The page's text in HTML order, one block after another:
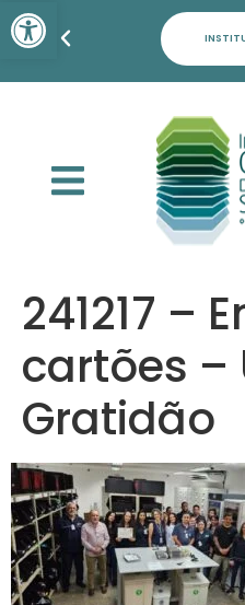
Barra de
241217 –
cartões –
Gratidão